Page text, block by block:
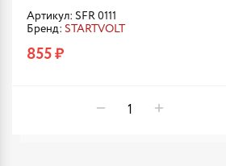
Артикул: SFR 0111
Бренд: STARTVOLT
855 ₽